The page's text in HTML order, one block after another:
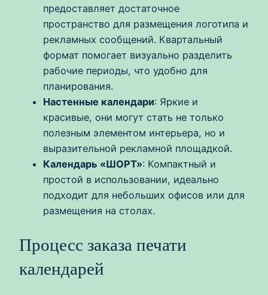
предоставляет достаточное
пространство для размещения логотипа и
рекламных сообщений. Квартальный
формат помогает визуально разделить
рабочие периоды, что удобно для
планирования.
Настенные календари: Яркие и
красивые, они могут стать не только
полезным элементом интерьера, но и
выразительной рекламной площадкой.
Календарь «ШОРТ»: Компактный и
простой в использовании, идеально
подходит для небольших офисов или для
размещения на столах.
Процесс заказа печати
календарей